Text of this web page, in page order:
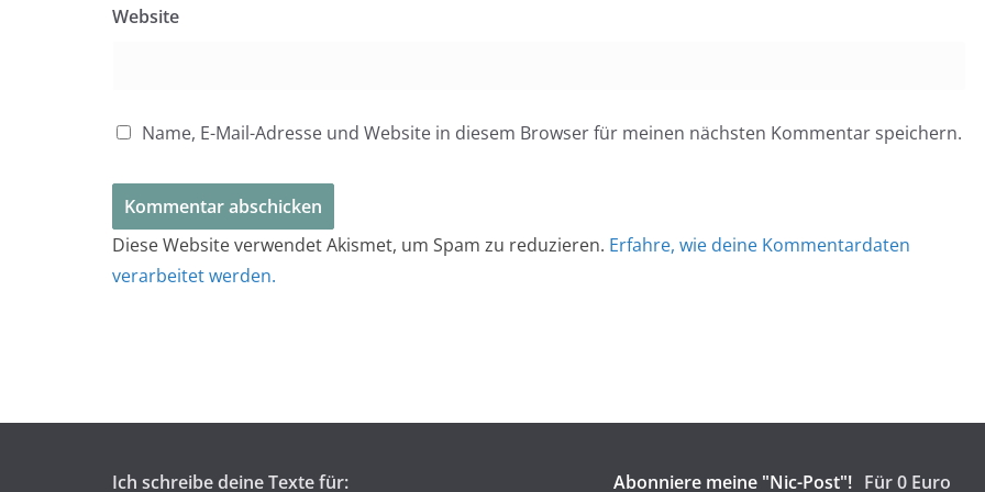
Website
Name, E-Mail-Adresse und Website in diesem Browser für meinen nächsten Kommentar speichern.
Diese Website verwendet Akismet, um Spam zu reduzieren. Erfahre, wie deine Kommentardaten
verarbeitet werden.
Ich schreibe deine Texte für: Abonniere meine "Nic-Post"! Für 0 Euro